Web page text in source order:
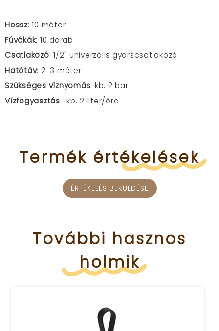
Hossz: 10 méter
Fúvókák: 10 darab
Csatlakozó: 1/2" univerzális gyorscsatlakozó
Hatótáv: 2-3 méter
Szükséges víznyomás: kb. 2 bar
Vízfogyasztás: kb. 2 liter/óra
Termék értékelések
ÉRTÉKELÉS BEKÜLDÉSE
További hasznos
holmik